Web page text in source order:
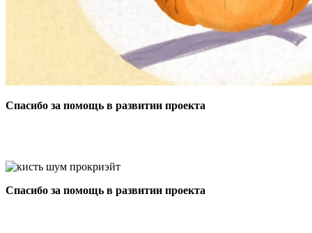
Спасибо за помощь в развитии проекта
Спасибо за помощь в развитии проекта